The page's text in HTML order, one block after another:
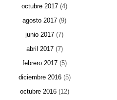
octubre 2017 (4)
agosto 2017 (9)
junio 2017 (7)
abril 2017(7)
febrero 2017(5)
diciembre 2016(5)
octubre 2016(12)